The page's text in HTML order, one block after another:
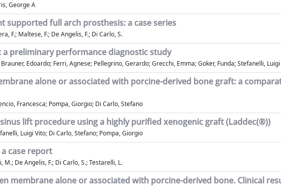
George A
full arch prosthesis: a case series
F.; Maltese, F.; De Angelis, F.; Di Carlo, S.
preliminary performance diagnostic study
Edoardo; Ferri, Agnese; Pellegrino, Gerardo; Grecchi, Emma; Goker, Funda; Stefanelli,
alone or associated with porcine-derived bone graft: a
Francesca; Pompa, Giorgio; Di Carlo, Stefano
lift procedure using a highly purified xenogenic graft (Laddec(®))
Luigi Vito; Di Carlo, Stefano; Pompa, Giorgio
case report
De Angelis, F.; Di Carlo, S.; Testarelli, L.
membrane alone or associated with porcine-derived bone. Clinical